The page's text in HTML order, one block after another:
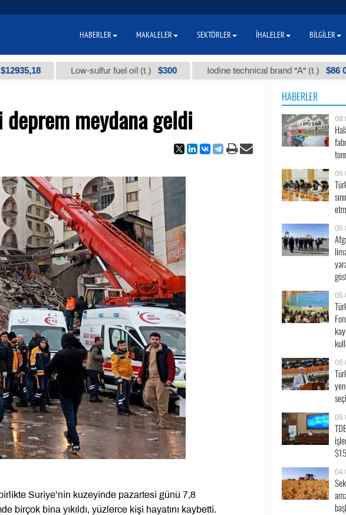
Low-sulfur fuel oil (t.) $300 Iodine technical brand "А" (t.) $86 000
meydana geldi
Suriye’nin kuzeyinde pazartesi günü 7,8
birçok bina yıkıldı, yüzlerce kişi hayatını kaybetti.
HABERLER
HABERLER MAKALELER SEKTÖRLER İHALELER BILGILER